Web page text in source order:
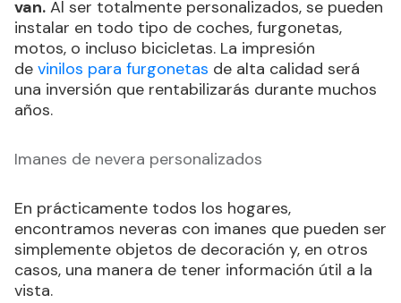
van. Al ser totalmente personalizados, se pueden
instalar en todo tipo de coches, furgonetas,
motos, o incluso bicicletas. La impresión
de vinilos para furgonetas de alta calidad será
una inversión que rentabilizarás durante muchos
años.
Imanes de nevera personalizados
En prácticamente todos los hogares,
encontramos neveras con imanes que pueden ser
simplemente objetos de decoración y, en otros
casos, una manera de tener información útil a la
vista.